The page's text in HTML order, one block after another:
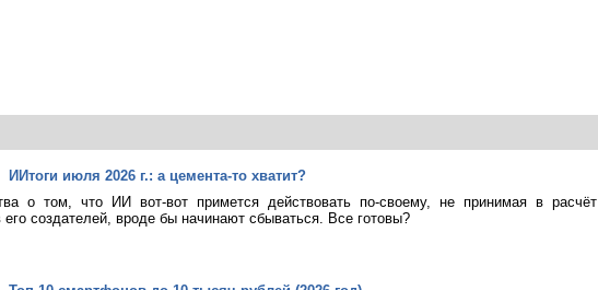
ИИтоги июля 2026 г.: а цемента-то хватит?
о том, что ИИ вот-вот примется действовать по-своему, не принимая в расчёт
создателей, вроде бы начинают сбываться. Все готовы?